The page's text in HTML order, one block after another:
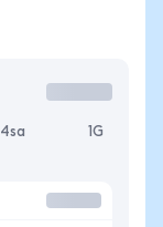
4sa 1G